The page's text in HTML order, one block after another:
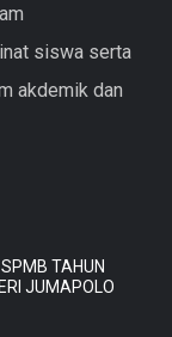
siswa serta
akdemik dan
TAHUN
JUMAPOLO